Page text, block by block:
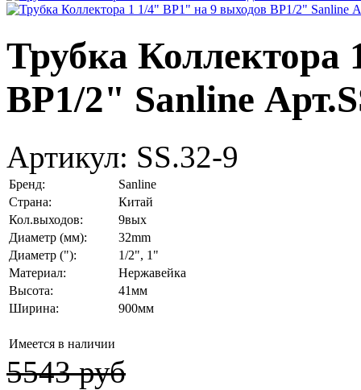
Трубка
ВР1/2" Sanline
Артикул: SS.32-9
Бренд:
Sanline
Страна:
Китай
Кол.выходов:
9вых
Диаметр (мм):
32mm
Диаметр ("):
1/2", 1"
Материал:
Нержавейка
Высота:
41мм
Ширина:
900мм
Имеется в наличии
5543 руб